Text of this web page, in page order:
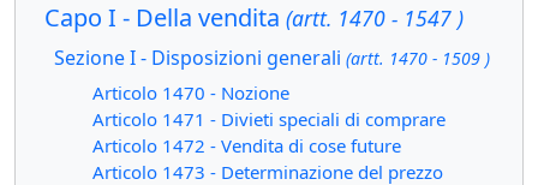
Capo I - Della vendita (artt. 1470 - 1547 )
Sezione I - Disposizioni generali (artt. 1470 - 1509 )
Articolo 1470 - Nozione
Articolo 1471 - Divieti speciali di comprare
Articolo 1472 - Vendita di cose future
Articolo 1473 - Determinazione del prezzo